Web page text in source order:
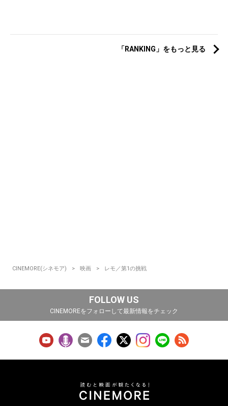
「RANKING」をもっと見る
CINEMORE(シネモア) 映画 レモ／第1の挑戦
FOLLOW US
CINEMOREをフォローして最新情報をチェック